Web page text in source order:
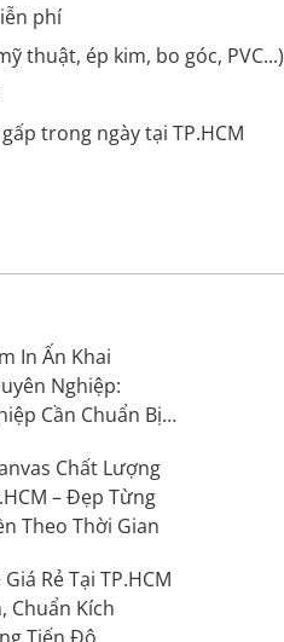
phí
thuật, ép kim, bo góc, PVC...)
trong ngày tại TP.HCM
In Ấn Khai
Nghiệp:
Cần Chuẩn Bị
Chất Lượng
– Đẹp Từng
Theo Thời Gian
Rẻ Tại TP.HCM
Chuẩn Kích